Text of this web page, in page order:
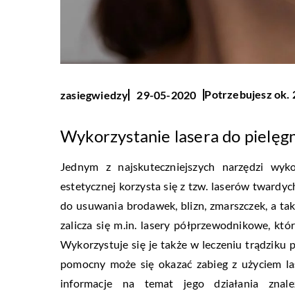
zasiegwiedzy 29-05-2020 Potrzebujesz ok.
Wykorzystanie lasera do
Jednym z najskuteczniejszych narzędzi
estetycznej korzysta się z tzw. laserów
do usuwania brodawek, blizn, zmarszczek, a
zalicza się m.in. lasery półprzewodnikowe,
Wykorzystuje się je także w leczeniu trądziku
pomocny może się okazać zabieg z użyciem
informacje na temat jego działania